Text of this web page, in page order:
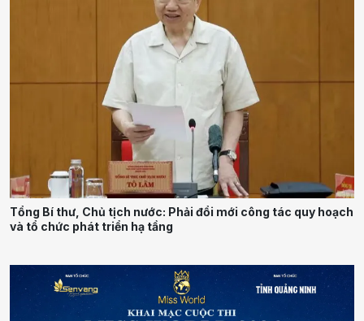
Tổng Bí thư, Chủ tịch nước: Phải đổi mới công tác quy hoạch
và tổ chức phát triển hạ tầng